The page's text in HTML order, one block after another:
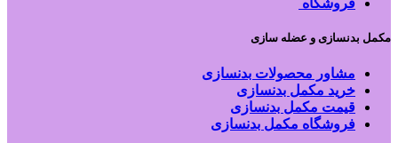
فروشگاه
مکمل بدنسازی و عضله سازی
مشاور محصولات بدنسازی
خرید مکمل بدنسازی
قیمت مکمل بدنسازی
فروشگاه مکمل بدنسازی